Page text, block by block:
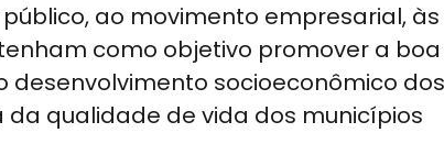
ao movimento empresarial, às
como objetivo promover a boa
socioeconômico dos
qualidade de vida dos municípios